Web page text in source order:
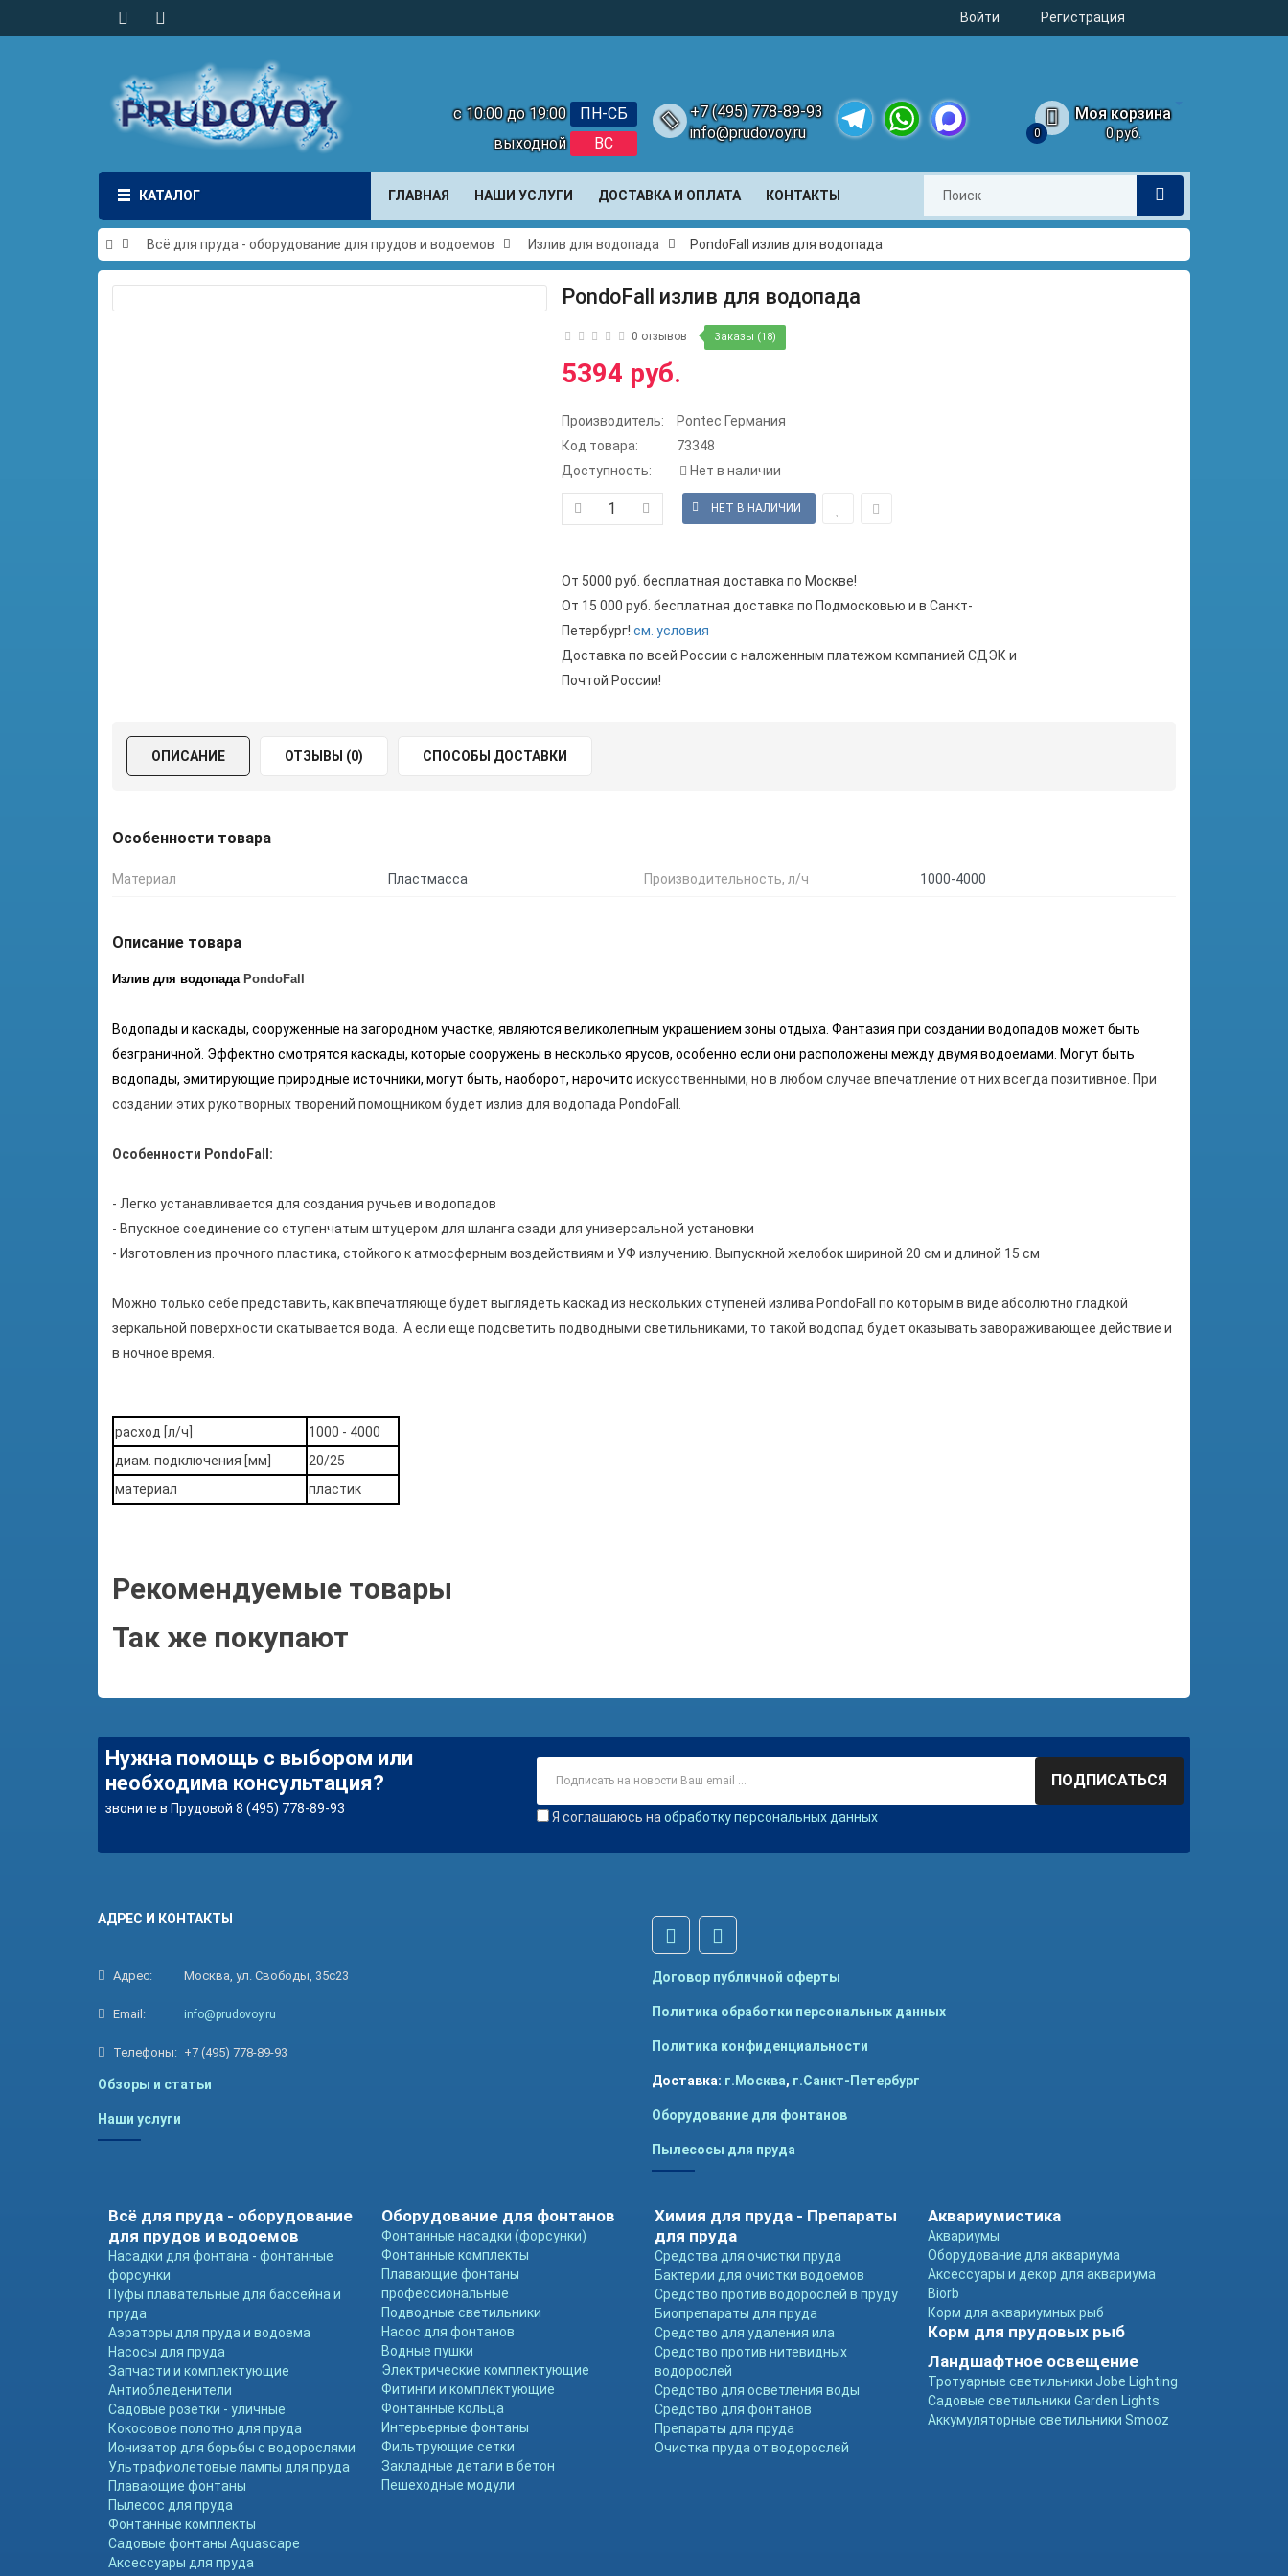
Войти Регистрация
с 10:00 до 19:00
ПН-СБ
выходной
ВС
+7 (495) 778-89-93
info@prudovoy.ru
Моя корзина
0 0 руб.
КАТАЛОГ ГЛАВНАЯ НАШИ УСЛУГИ ДОСТАВКА И ОПЛАТА КОНТАКТЫ
Всё для пруда - оборудование для прудов и водоемов Излив для водопада PondoFall излив для водопада
PondoFall излив для водопада
0 отзывов Заказы (18)
5394 руб.
Производитель:
Pontec Германия
Код товара:
73348
Доступность:
Нет в наличии
От 5000 руб. бесплатная доставка по Москве!
От 15 000 руб. бесплатная доставка по Подмосковью и в Санкт-
Петербург! см. условия
Доставка по всей России с наложенным платежом компанией СДЭК и
Почтой России!
ОПИСАНИЕ ОТЗЫВЫ (0) СПОСОБЫ ДОСТАВКИ
Особенности товара
Материал Пластмасса Производительность, л/ч 1000-4000
Описание товара
Излив для водопада PondoFall
Водопады и каскады, сооруженные на загородном участке, являются великолепным украшением зоны отдыха. Фантазия при создании водопадов может быть
безграничной. Эффектно смотрятся каскады, которые сооружены в несколько ярусов, особенно если они расположены между двумя водоемами. Могут быть
водопады, эмитирующие природные источники, могут быть, наоборот, нарочито искусственными, но в любом случае впечатление от них всегда позитивное. При
создании этих рукотворных творений помощником будет излив для водопада PondoFall.
Особенности PondoFall:
- Легко устанавливается для создания ручьев и водопадов
- Впускное соединение со ступенчатым штуцером для шланга сзади для универсальной установки
- Изготовлен из прочного пластика, стойкого к атмосферным воздействиям и УФ излучению. Выпускной желобок шириной 20 см и длиной 15 см
Можно только себе представить, как впечатляюще будет выглядеть каскад из нескольких ступеней излива PondoFall по которым в виде абсолютно гладкой
зеркальной поверхности скатывается вода. А если еще подсветить подводными светильниками, то такой водопад будет оказывать завораживающее действие и
в ночное время.
расход [л/ч]
1000 - 4000
диам. подключения [мм]
20/25
материал
пластик
Рекомендуемые товары
Так же покупают
Нужна помощь с выбором или
необходима консультация?
звоните в Прудовой 8 (495) 778-89-93
ПОДПИСАТЬСЯ
Я соглашаюсь на обработку персональных данных
АДРЕС И КОНТАКТЫ
Адрес: Москва, ул. Свободы, 35с23
Email: info@prudovoy.ru
Телефоны: +7 (495) 778-89-93
Обзоры и статьи
Наши услуги
Договор публичной оферты
Политика обработки персональных данных
Политика конфиденциальности
Доставка: г.Москва, г.Санкт-Петербург
Оборудование для фонтанов
Пылесосы для пруда
Всё для пруда - оборудование
для прудов и водоемов
Насадки для фонтана - фонтанные
форсунки
Пуфы плавательные для бассейна и
пруда
Аэраторы для пруда и водоема
Насосы для пруда
Запчасти и комплектующие
Антиобледенители
Садовые розетки - уличные
Кокосовое полотно для пруда
Ионизатор для борьбы с водорослями
Ультрафиолетовые лампы для пруда
Плавающие фонтаны
Пылесос для пруда
Фонтанные комплекты
Садовые фонтаны Aquascape
Аксессуары для пруда
Оборудование для фонтанов
Фонтанные насадки (форсунки)
Фонтанные комплекты
Плавающие фонтаны
профессиональные
Подводные светильники
Насос для фонтанов
Водные пушки
Электрические комплектующие
Фитинги и комплектующие
Фонтанные кольца
Интерьерные фонтаны
Фильтрующие сетки
Закладные детали в бетон
Пешеходные модули
Химия для пруда - Препараты
для пруда
Средства для очистки пруда
Бактерии для очистки водоемов
Средство против водорослей в пруду
Биопрепараты для пруда
Средство для удаления ила
Средство против нитевидных
водорослей
Средство для осветления воды
Средство для фонтанов
Препараты для пруда
Очистка пруда от водорослей
Аквариумистика
Аквариумы
Оборудование для аквариума
Аксессуары и декор для аквариума
Biorb
Корм для аквариумных рыб
Корм для прудовых рыб
Ландшафтное освещение
Тротуарные светильники Jobe Lighting
Садовые светильники Garden Lights
Аккумуляторные светильники Smooz